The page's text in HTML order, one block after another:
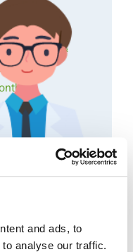
and ads, to
analyse our traffic.
380
ーター
ガス置換法
：10 ～ 65 ℃
g/cm³
・固体・多孔質材料
&
&
Events...